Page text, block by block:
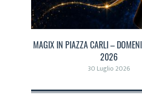
MAGIX IN PIAZZA CARLI –
2026
30 Luglio 2026